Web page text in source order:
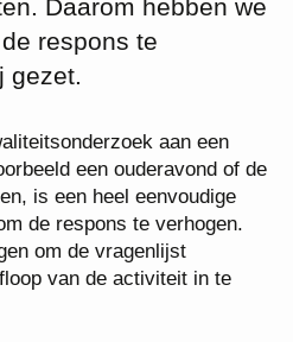
Daarom hebben we
respons te
gezet.
aan een
een ouderavond of de
is een heel eenvoudige
de respons te verhogen.
om de vragenlijst
van de activiteit in te